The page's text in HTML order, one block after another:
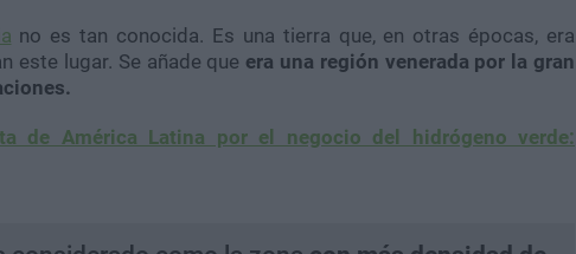
no es tan conocida. Es una tierra que, en otras épocas, era
este lugar. Se añade que era una región venerada por la gran
de América Latina por el negocio del hidrógeno verde: